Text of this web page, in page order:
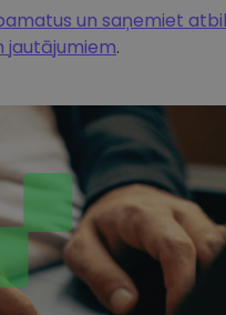
un saņemiet
jautājumiem.